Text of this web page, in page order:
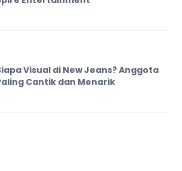
Visual di New Jeans? Anggota
Cantik dan Menarik